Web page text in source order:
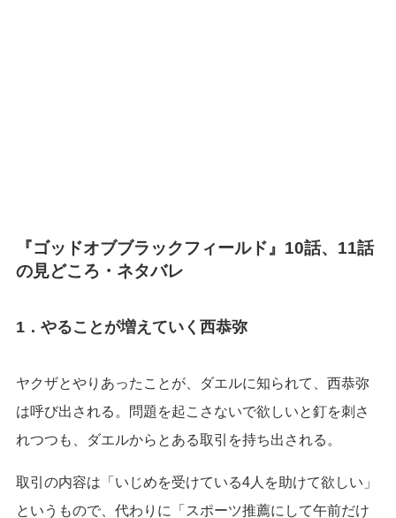
『ゴッドオブブラックフィールド』10話、11話
の見どころ・ネタバレ
1．やることが増えていく西恭弥
ヤクザとやりあったことが、ダエルに知られて、西恭弥
は呼び出される。問題を起こさないで欲しいと釘を刺さ
れつつも、ダエルからとある取引を持ち出される。
取引の内容は「いじめを受けている4人を助けて欲しい」
というもので、代わりに「スポーツ推薦にして午前だけ